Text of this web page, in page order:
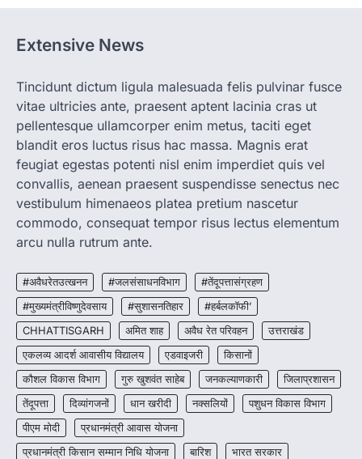
बच्चों के स्वास्थ्य सुधार के लिए वर्ष…
3
CHHATTISGARH
छत्तीसगढ़ को बड़ी उपलब्धि
More Khabar August 7, 2026
रायपुर। मुख्यमंत्री विष्णुदेव साय के नेतृत्व में स्वच्छ ऊर्जा,
हरित विकास और किसानों की आय…
4
CHHATTISGARH
CG : पांच माह की अनुष्का को मिला नया
जीवन, चिरायु योजना से संभव हुई सफल सर्जरी
More Khabar
जशपुर जिले की 5 माह की मासूम…
Extensive News
Tincidunt dictum ligula malesuada felis pulvinar fusce
vitae ultricies ante, praesent aptent lacinia cras ut
pellentesque ullamcorper enim metus, taciti eget
blandit eros luctus risus hac massa. Magnis erat
feugiat egestas potenti nisl enim imperdiet quis vel
convallis, aenean praesent suspendisse senectus nec
vestibulum himenaeos platea pretium nascetur
commodo, consequat tempor risus lectus elementum
arcu nulla rutrum ante.
#अवैधरेतउत्खनन #जलसंसाधनविभाग
#तेंदूपत्तासंग्रहण
#मुख्यमंत्रीविष्णुदेवसाय
#सुशासनतिहार
#हर्बलकॉफी’
CHHATTISGARH
अमित शाह अवैध रेत परिवहन
उत्तराखंड
एकलव्य आदर्श आवासीय विद्यालय
एडवाइजरी
किसानों
कौशल विकास विभाग
गुरु खुशवंत साहेब जनकल्याणकारी
जिलाप्रशासन
तेंदूपत्ता
दिव्यांगजनों धान खरीदी नक्सलियों
पशुधन विकास विभाग
पीएम मोदी
प्रधानमंत्री आवास योजना
प्रधानमंत्री किसान सम्मान निधि योजना
बारिश भारत सरकार